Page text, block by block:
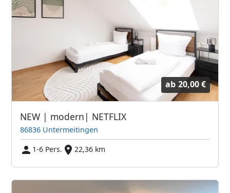
ab 20,00 €
NEW | modern| NETFLIX
86836 Untermeitingen
1-6 Pers.
22,36 km